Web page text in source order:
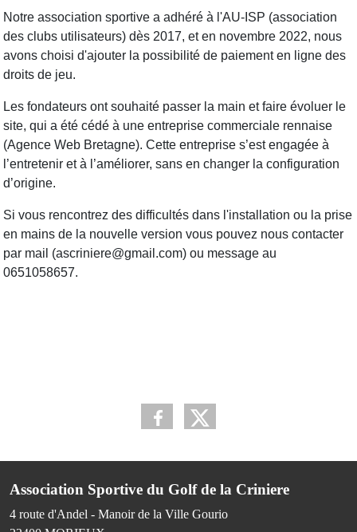
Notre association sportive a adhéré à l'AU-ISP (association
des clubs utilisateurs) dès 2017, et en novembre 2022, nous
avons choisi d'ajouter la possibilité de paiement en ligne des
droits de jeu.
Les fondateurs ont souhaité passer la main et faire évoluer le
site, qui a été cédé à une entreprise commerciale rennaise
(Agence Web Bretagne). Cette entreprise s’est engagée à
l’entretenir et à l’améliorer, sans en changer la configuration
d’origine.
Si vous rencontrez des difficultés dans l'installation ou la prise
en mains de la nouvelle version vous pouvez nous contacter
par mail (ascriniere@gmail.com) ou message au
0651058657.
Association Sportive du Golf de la Criniere
4 route d'Andel - Manoir de la Ville Gourio